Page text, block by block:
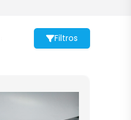
Filtros